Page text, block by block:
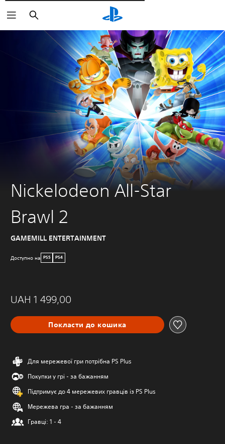
Пошук
Nickelodeon All-Star
Brawl 2
GAMEMILL ENTERTAINMENT
Доступно на PS5 PS4
UAH 1 499,00
Покласти до кошика
Для мережевої гри потрібна PS Plus
Покупки у грі - за бажанням
Підтримує до 4 мережевих гравців із PS Plus
Мережева гра - за бажанням
Гравці: 1 - 4